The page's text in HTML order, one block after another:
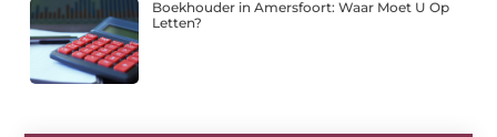
Boekhouder in Amersfoort: Waar Moet U Op
Letten?